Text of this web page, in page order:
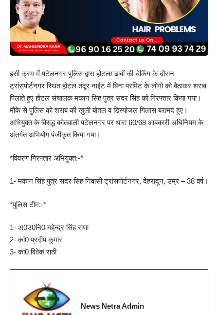
इसी क्रम में पटेलनगर पुलिस द्वारा होटल/ ढाबों की चेकिंग के दौरान
ट्रांसपोर्टनगर स्थित होटल तंदूर नाईट में बिना परमिट के लोगो को बैठाकर शराब
पिलाते हुए होटल संचालक मकान सिंह पुत्र सदर सिंह को गिरफ्तार किया गया।
मौके से पुलिस को शराब की खुली बोतल व डिस्पोजल गिलास बरामद हुए।
अभियुक्त के विरुद्ध कोतवाली पटेलनगर पर धारा 60/68 आबकारी अधिनियम के
अंतर्गत अभियोग पंजीकृत किया गया।
*विवरण गिरफ्तार अभियुक्त:-*
1- मकान सिंह पुत्र सदर सिंह निवासी ट्रांसपोर्टनगर, देहरादून, उम्र – 38 वर्ष।
*पुलिस टीम:-*
1- अ0उ0नि0 महेन्द्र सिंह राणा
2- कां0 प्रदीप कुमार
3- कां0 विवेक राठी
News Netra Admin